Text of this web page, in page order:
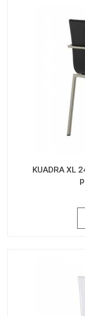
KUADRA XL